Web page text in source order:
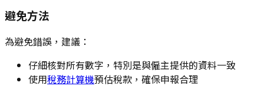
避免方法
為避免錯誤，建議：
仔細核對所有數字，特別是與僱主提供的資料一致
使用稅務計算機預估稅款，確保申報合理